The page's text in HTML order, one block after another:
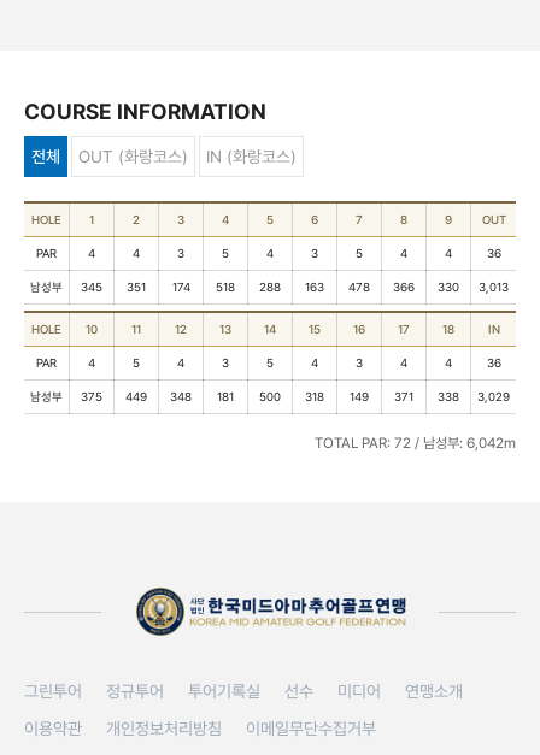
COURSE INFORMATION
전체 OUT (화랑코스) IN (화랑코스)
HOLE 1 2 3 4 5 6 7 8 9 OUT
PAR 4 4 3 5 4 3 5 4 4 36
남성부 345 351 174 518 288 163 478 366 330 3,013
HOLE 10 11 12 13 14 15 16 17 18 IN
PAR 4 5 4 3 5 4 3 4 4 36
남성부 375 449 348 181 500 318 149 371 338 3,029
TOTAL PAR: 72 / 남성부: 6,042m
그린투어 정규투어 투어기록실 선수 미디어
연맹소개
이용약관
개인정보처리방침 이메일무단수집거부